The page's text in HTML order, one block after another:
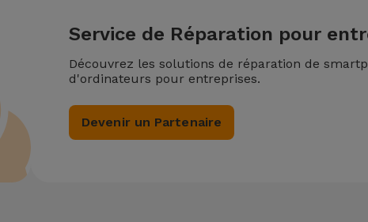
Service de Réparation pour
Découvrez les solutions de réparation de
d'ordinateurs pour entreprises.
Devenir un Partenaire